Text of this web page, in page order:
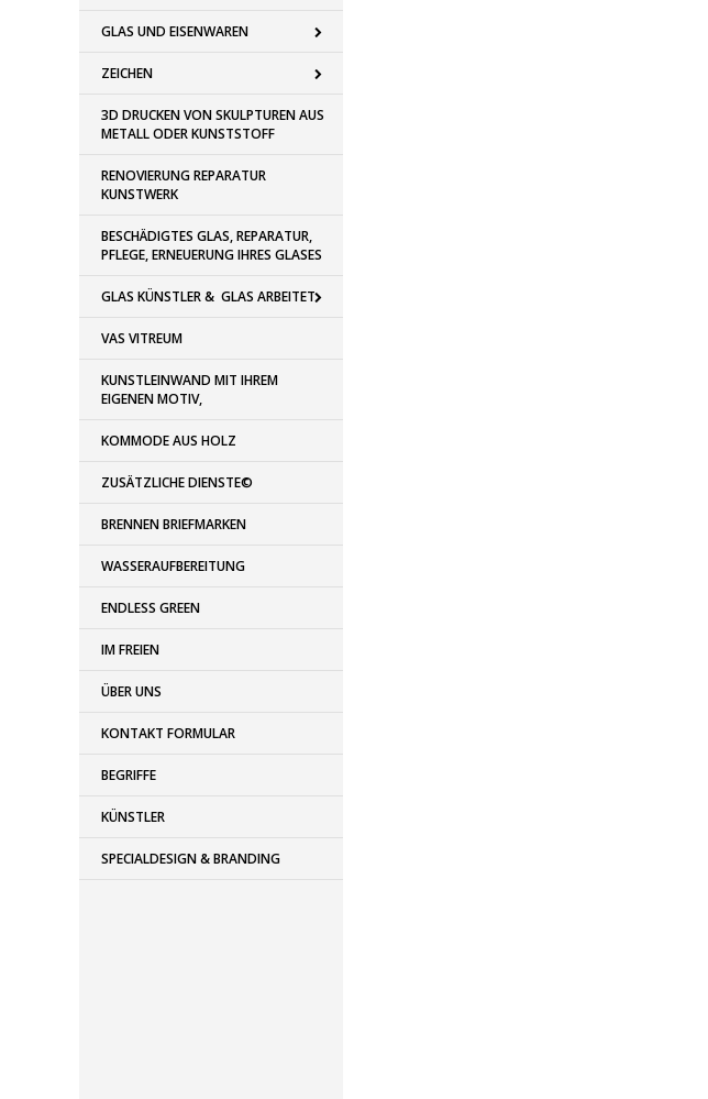
GLAS UND EISENWAREN
ZEICHEN
3D DRUCKEN VON SKULPTUREN AUS
METALL ODER KUNSTSTOFF
RENOVIERUNG REPARATUR
KUNSTWERK
BESCHÄDIGTES GLAS, REPARATUR,
PFLEGE, ERNEUERUNG IHRES GLASES
GLAS KÜNSTLER & GLAS ARBEITET
VAS VITREUM
KUNSTLEINWAND MIT IHREM
EIGENEN MOTIV,
KOMMODE AUS HOLZ
ZUSÄTZLICHE DIENSTE©
BRENNEN BRIEFMARKEN
WASSERAUFBEREITUNG
ENDLESS GREEN
IM FREIEN
ÜBER UNS
KONTAKT FORMULAR
BEGRIFFE
KÜNSTLER
SPECIALDESIGN & BRANDING